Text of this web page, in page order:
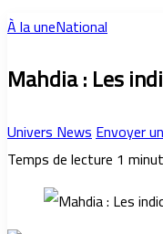
À la uneNational
Mahdia : Les
Univers NewsEnvoyer
Temps de lecture 1